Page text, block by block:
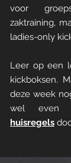
voor
zaktraining,
ladies-only
Leer op een
kickboksen.
deze week
wel even
huisregels